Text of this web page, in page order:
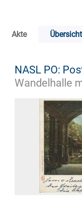
Akte Übersicht
NASL PO:
Wandelhalle